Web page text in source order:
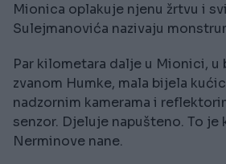
Mionica oplakuje njenu žrtvu i
Sulejmanovića nazivaju
Par kilometara dalje u Mionici,
zvanom Humke, mala bijela
nadzornim kamerama i
senzor. Djeluje napušteno. To je
Nerminove nane.